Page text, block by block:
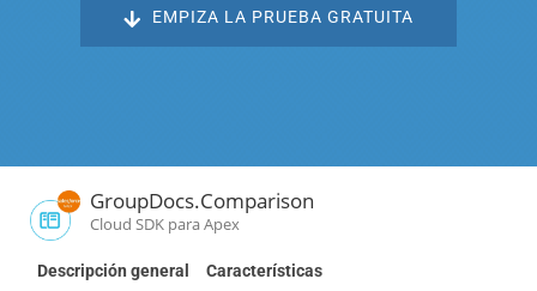
EMPIZA LA PRUEBA GRATUITA
GroupDocs.Comparison
Cloud SDK para Apex
Descripción general Características